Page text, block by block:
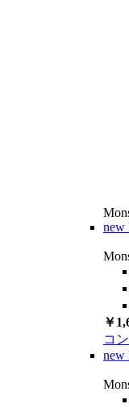
new
￥
コ
new